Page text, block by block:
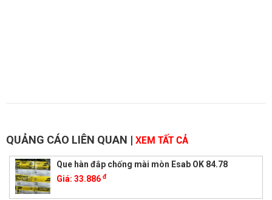
QUẢNG CÁO LIÊN QUAN | XEM TẤT CẢ
Que hàn đắp chống mài mòn Esab OK 84.78
Giá: 33.886 đ